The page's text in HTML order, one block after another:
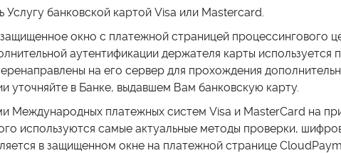
банковской картой Visa или Mastercard.
окно с платежной страницей процессингового
аутентификации держателя карты используется
на его сервер для прохождения
в Банке, выдавшем Вам банковскую карту.
Международных платежных систем Visa и MasterCard на
используются самые актуальные методы проверки,
в защищенном окне на платежной странице